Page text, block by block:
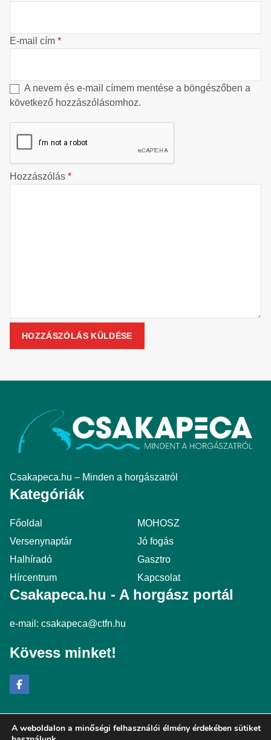
E-mail cím *
A nevem és e-mail címem mentése a böngészőben a
következő hozzászólásomhoz.
Hozzászólás *
Csakapeca.hu – Minden a horgászatról
Kategóriák
Főoldal
MOHOSZ
Versenynaptár
Jó fogás
Halhíradó
Gasztro
Hírcentrum
Kapcsolat
Csakapeca.hu - A horgász portál
e-mail: csakapeca@ctfn.hu
Kövess minket!
Copyright © 2024 csakapeca.hu. Minden jog fenntartva.
A weboldalon a minőségi felhasználói élmény érdekében sütiket